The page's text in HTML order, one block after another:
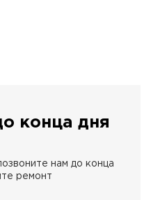
конца дня
нам до конца
ремонт